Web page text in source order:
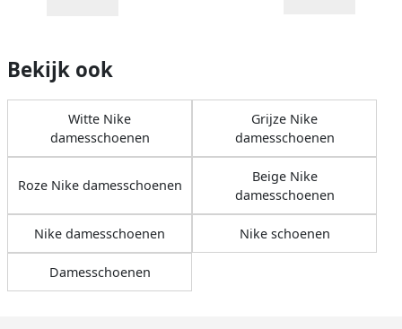
Bekijk ook
Witte Nike
damesschoenen
Grijze Nike
damesschoenen
Roze Nike damesschoenen
Beige Nike
damesschoenen
Nike damesschoenen Nike schoenen
Damesschoenen